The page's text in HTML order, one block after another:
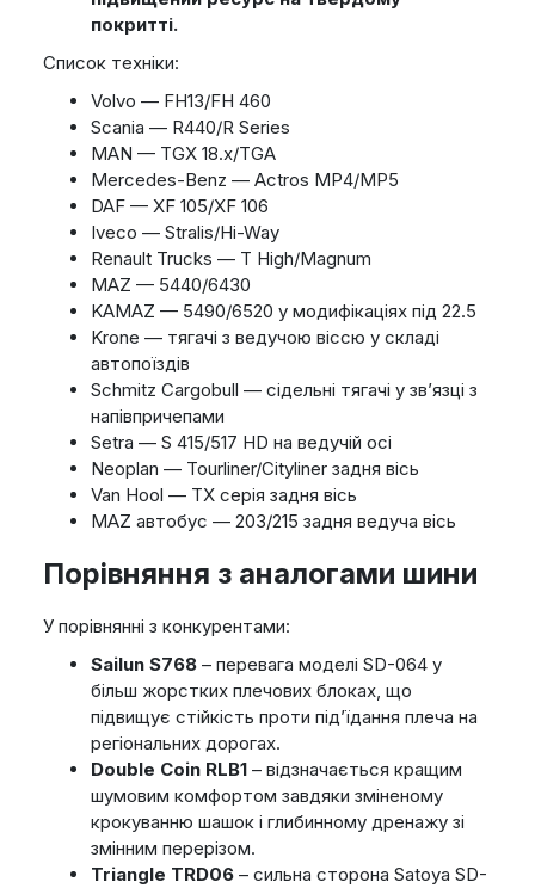
покритті.
Список техніки:
Volvo — FH13/FH 460
Scania — R440/R Series
MAN — TGX 18.x/TGA
Mercedes-Benz — Actros MP4/MP5
DAF — XF 105/XF 106
Iveco — Stralis/Hi-Way
Renault Trucks — T High/Magnum
MAZ — 5440/6430
KAMAZ — 5490/6520 у модифікаціях під 22.5
Krone — тягачі з ведучою віссю у складі
автопоїздів
Schmitz Cargobull — сідельні тягачі у зв’язці з
напівпричепами
Setra — S 415/517 HD на ведучій осі
Neoplan — Tourliner/Cityliner задня вісь
Van Hool — TX серія задня вісь
MAZ автобус — 203/215 задня ведуча вісь
Порівняння з аналогами шини
У порівнянні з конкурентами:
Sailun S768– перевага моделі SD-064 у
більш жорстких плечових блоках, що
підвищує стійкість проти під’їдання плеча на
регіональних дорогах.
Double Coin RLB1– відзначається кращим
шумовим комфортом завдяки зміненому
крокуванню шашок і глибинному дренажу зі
змінним перерізом.
Triangle TRD06– сильна сторона Satoya SD-